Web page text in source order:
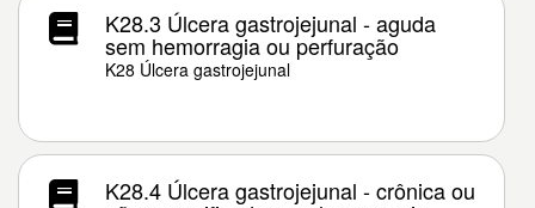
K28.3 Úlcera gastrojejunal - aguda
sem hemorragia ou perfuração
K28 Úlcera gastrojejunal
K28.4 Úlcera gastrojejunal - crônica ou